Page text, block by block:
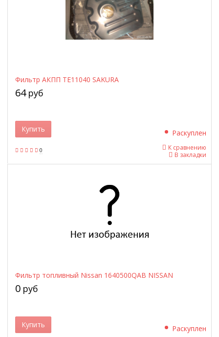
Фильтр АКПП TE11040 SAKURA
0
64 руб
Раскуплен
В закладки
К сравнению
Купить
Фильтр топливный Nissan 1640500QAB NISSAN
0 руб
Раскуплен
Купить